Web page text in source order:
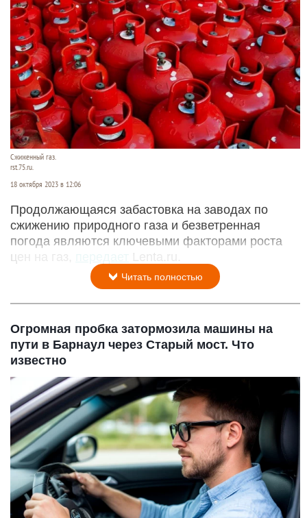
Сжиженный газ.
rst.75.ru.
18 октября 2023 в 12:06
Продолжающаяся забастовка на заводах по
сжижению природного газа и безветренная
погода являются ключевыми факторами роста
цен на газ,
Lenta.ru.
Читать полностью
Огромная пробка затормозила машины на
пути в Барнаул через Старый мост. Что
известно